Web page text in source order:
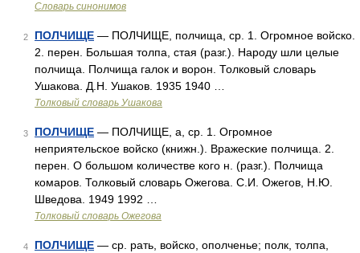
Словарь синонимов
2 ПОЛЧИЩЕ — ПОЛЧИЩЕ, полчища, ср. 1. Огромное войско.
2. перен. Большая толпа, стая (разг.). Народу шли целые
полчища. Полчища галок и ворон. Толковый словарь
Ушакова. Д.Н. Ушаков. 1935 1940 …
Толковый словарь Ушакова
3 ПОЛЧИЩЕ — ПОЛЧИЩЕ, а, ср. 1. Огромное
неприятельское войско (книжн.). Вражеские полчища. 2.
перен. О большом количестве кого н. (разг.). Полчища
комаров. Толковый словарь Ожегова. С.И. Ожегов, Н.Ю.
Шведова. 1949 1992 …
Толковый словарь Ожегова
4 ПОЛЧИЩЕ — ср. рать, войско, ополченье; полк, толпа,